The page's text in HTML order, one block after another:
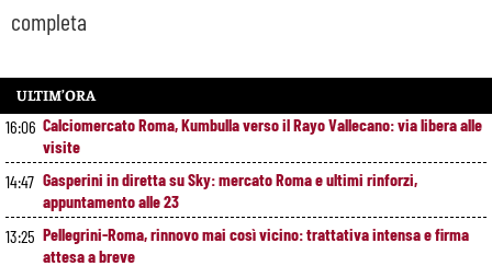
completa
ULTIM’ORA
16:06 Calciomercato Roma, Kumbulla verso il Rayo Vallecano: via libera alle
visite
14:47 Gasperini in diretta su Sky: mercato Roma e ultimi rinforzi,
appuntamento alle 23
13:25 Pellegrini-Roma, rinnovo mai così vicino: trattativa intensa e firma
attesa a breve